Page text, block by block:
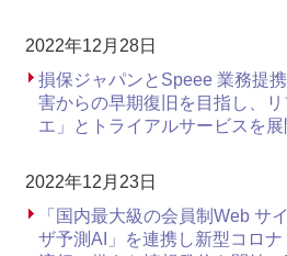
2022年12月28日
損保ジャパンとSpeee 業務提
害からの早期復旧を目指し、
エ」とトライアルサービスを
2022年12月23日
「国内最大級の会員制Web サ
ザ予測AI」を連携し新型コロ